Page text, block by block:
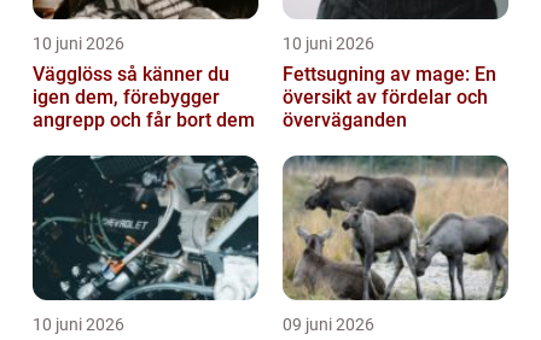
10 juni 2026
Vägglöss så känner du
igen dem, förebygger
angrepp och får bort dem
10 juni 2026
Fettsugning av mage: En
översikt av fördelar och
överväganden
10 juni 2026 09 juni 2026